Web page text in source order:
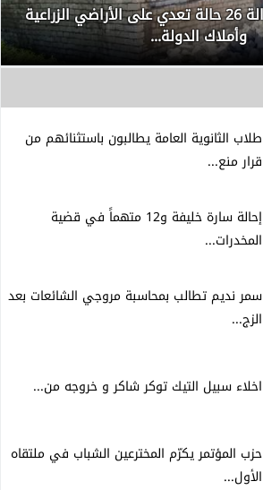
محافظ أسيوط : إزالة 26 حالة تعدي على الأراضي الزراعية
وأملاك الدولة...
طلاب الثانوية العامة يطالبون باستثنائهم من
قرار منع...
إحالة سارة خليفة و12 متهماً في قضية
المخدرات...
سمر نديم تطالب بمحاسبة مروجي الشائعات بعد
الزج...
اخلاء سبيل التيك توكر شاكر و خروجه من...
حزب المؤتمر يكرّم المخترعين الشباب في ملتقاه
الأول...